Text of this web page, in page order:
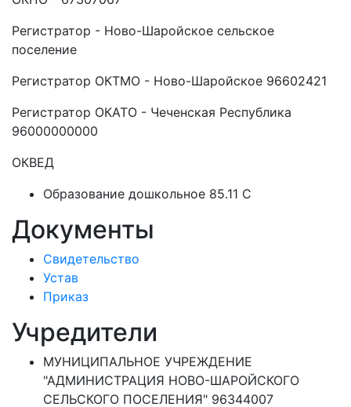
Регистратор - Ново-Шаройское сельское
поселение
Регистратор ОКТМО - Ново-Шаройское 96602421
Регистратор ОКАТО - Чеченская Республика
96000000000
ОКВЕД
Образование дошкольное 85.11 C
Документы
Свидетельство
Устав
Приказ
Учредители
МУНИЦИПАЛЬНОЕ УЧРЕЖДЕНИЕ
"АДМИНИСТРАЦИЯ НОВО-ШАРОЙСКОГО
СЕЛЬСКОГО ПОСЕЛЕНИЯ" 96344007